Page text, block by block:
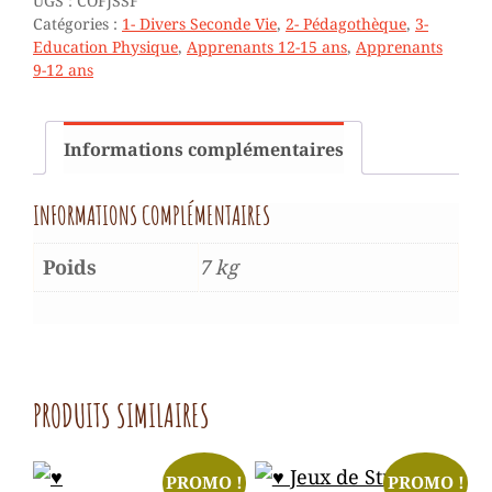
FRONTIÈRES
(COFFRE)
-
8
14
Catégories : 1- Divers Seconde Vie, 2- Pédagothèque, 3-
Education Physique, Apprenants 12-15 ans, Apprenants
9-12 ans
Informations complémentaires
INFORMATIONS COMPLÉMENTAIRES
Poids 7 kg
PRODUITS SIMILAIRES
PROMO ! PROMO !